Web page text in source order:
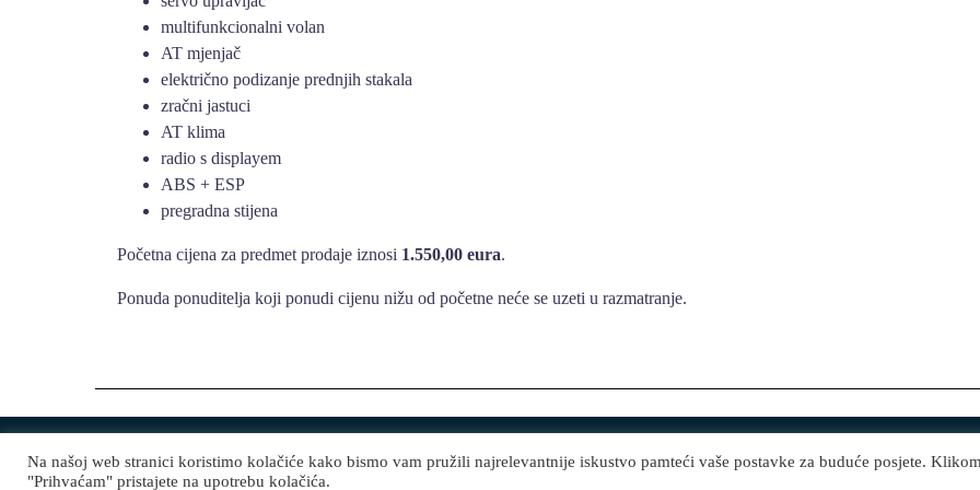
multifunkcionalni volan
AT mjenjač
električno podizanje prednjih stakala
zračni jastuci
AT klima
radio s displayem
ABS + ESP
pregradna stijena
Početna cijena za predmet prodaje iznosi 1.550,00 eura.
Ponuda ponuditelja koji ponudi cijenu nižu od početne neće se uzeti u razmatranje.
Vode Jastrebarsko.hr službene stranice, sva prava pridržana © 2026 Vode Jastrebarsko
Na našoj web stranici koristimo kolačiće kako bismo vam pružili najrelevantnije iskustvo pamteći vaše postavke za buduće posjete.
"Prihvaćam" pristajete na upotrebu kolačića.